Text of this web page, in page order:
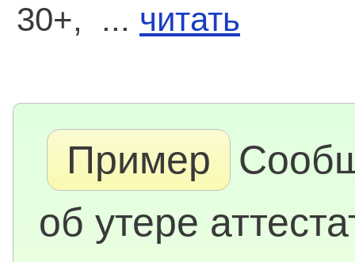
30+, ... читать
Пример
об утере